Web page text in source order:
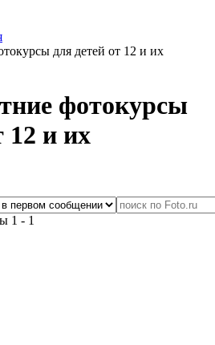
для детей от 12 и их
фотокурсы
12 и их
1 - 1